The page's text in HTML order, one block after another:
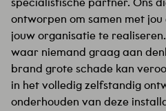
ontworpen om samen met
jouw organisatie te
waar niemand graag aan
brand grote schade kan
in het volledig zelfstandig
onderhouden van deze